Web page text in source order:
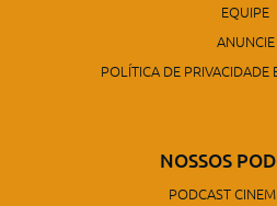
EQUIPE
ANUNCIE
POLÍTICA DE PRIVACIDADE
NOSSOS
PODCAST